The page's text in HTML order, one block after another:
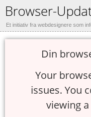
Browser-
Et initiativ fra webdesignere som
Din
Your
issues. You
viewing